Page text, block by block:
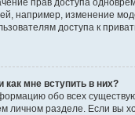
прав доступа
например, изменение
доступа к
как мне вступить в них?
обо всех
личном разделе. Если вы